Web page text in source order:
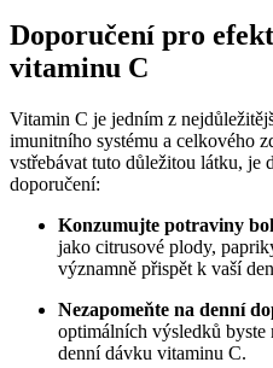
Doporučení pro
vitaminu C
Vitamin C je jedním z
imunitního systému a celkového
vstřebávat tuto důležitou látku, je
doporučení:
Konzumujte potraviny
jako citrusové plody,
významně přispět k vaší
Nezapomeňte na denní
optimálních výsledků byste
denní dávku vitaminu C.